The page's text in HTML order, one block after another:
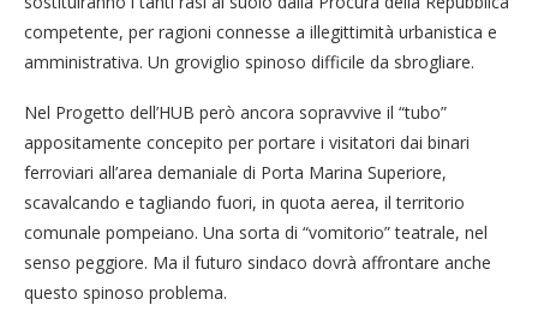
competente, per ragioni connesse a illegittimità urbanistica e
amministrativa. Un groviglio spinoso difficile da sbrogliare.
Nel Progetto dell’HUB però ancora sopravvive il “tubo”
appositamente concepito per portare i visitatori dai binari
ferroviari all’area demaniale di Porta Marina Superiore,
scavalcando e tagliando fuori, in quota aerea, il territorio
comunale pompeiano. Una sorta di “vomitorio” teatrale, nel
senso peggiore. Ma il futuro sindaco dovrà affrontare anche
questo spinoso problema.